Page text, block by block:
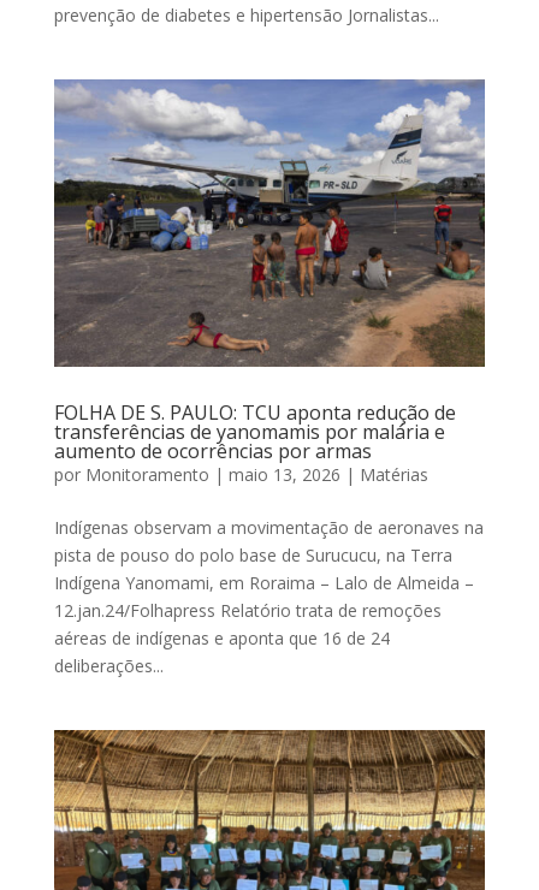
prevenção de diabetes e hipertensão Jornalistas...
FOLHA DE S. PAULO: TCU aponta redução de
transferências de yanomamis por malária e
aumento de ocorrências por armas
por Monitoramento | maio 13, 2026 | Matérias
Indígenas observam a movimentação de aeronaves na
pista de pouso do polo base de Surucucu, na Terra
Indígena Yanomami, em Roraima – Lalo de Almeida –
12.jan.24/Folhapress Relatório trata de remoções
aéreas de indígenas e aponta que 16 de 24
deliberações...